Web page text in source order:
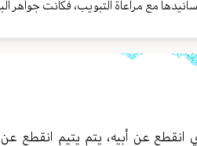
مع مراعاة التبويب، فكانت جواهر
انقطع عن أبيه، يتم يتيم انقطع عن